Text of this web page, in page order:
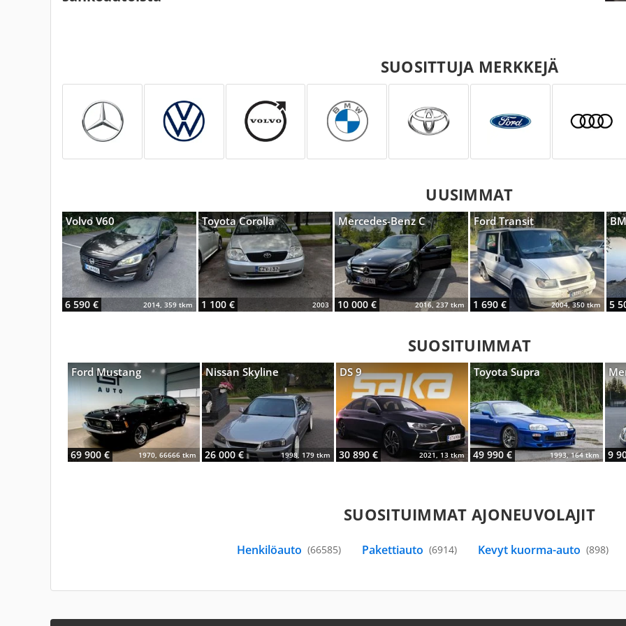
SUOSITTUJA MERKKEJÄ
UUSIMMAT
Volvo V60
6 590 € 2014, 359 tkm
Toyota Corolla
1 100 € 2003
Mercedes-Benz C
10 000 € 2016, 237 tkm
Ford Transit
1 690 € 2004, 350 tkm 5
SUOSITUIMMAT
Ford Mustang
69 900 € 1970, 66666 tkm
Nissan Skyline
26 000 € 1998, 179 tkm
DS 9
30 890 € 2021, 13 tkm
Toyota Supra
49 990 € 1993, 164 tkm 9
SUOSITUIMMAT AJONEUVOLAJIT
(66585) (6914) (898)